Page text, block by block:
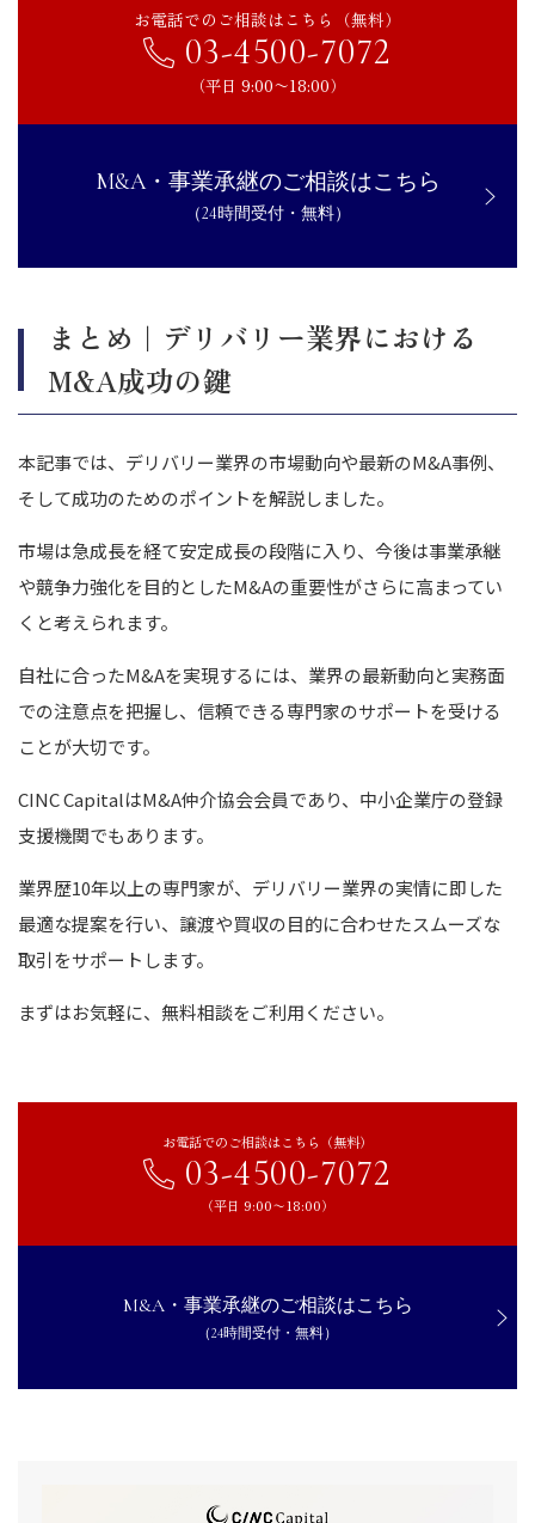
お電話でのご相談はこちら（無料）
03-4500-7072
（平日 9:00〜18:00）
M&A・事業承継のご相談はこちら
（24時間受付・無料）
まとめ｜デリバリー業界における
M&A成功の鍵
本記事では、デリバリー業界の市場動向や最新のM&A事例、
そして成功のためのポイントを解説しました。
市場は急成長を経て安定成長の段階に入り、今後は事業承継
や競争力強化を目的としたM&Aの重要性がさらに高まってい
くと考えられます。
自社に合ったM&Aを実現するには、業界の最新動向と実務面
での注意点を把握し、信頼できる専門家のサポートを受ける
ことが大切です。
CINC CapitalはM&A仲介協会会員であり、中小企業庁の登録
支援機関でもあります。
業界歴10年以上の専門家が、デリバリー業界の実情に即した
最適な提案を行い、譲渡や買収の目的に合わせたスムーズな
取引をサポートします。
まずはお気軽に、無料相談をご利用ください。
お電話でのご相談はこちら（無料）
03-4500-7072
（平日 9:00〜18:00）
M&A・事業承継のご相談はこちら
（24時間受付・無料）